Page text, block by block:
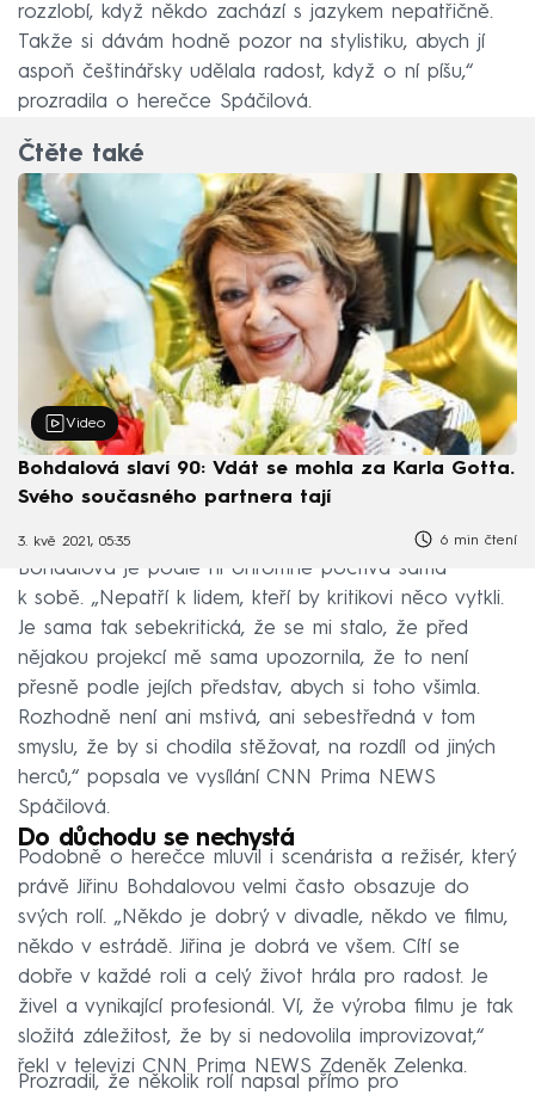
rozzlobí, když někdo zachází s jazykem nepatřičně.
Takže si dávám hodně pozor na stylistiku, abych jí
aspoň češtinářsky udělala radost, když o ní píšu,“
prozradila o herečce Spáčilová.
Čtěte také
Video
Bohdalová slaví 90: Vdát se mohla za Karla Gotta.
Svého současného partnera tají
3. kvě 2021, 05:35 6 min čtení
Bohdalová je podle ní ohromně poctivá sama
k sobě. „Nepatří k lidem, kteří by kritikovi něco vytkli.
Je sama tak sebekritická, že se mi stalo, že před
nějakou projekcí mě sama upozornila, že to není
přesně podle jejích představ, abych si toho všimla.
Rozhodně není ani mstivá, ani sebestředná v tom
smyslu, že by si chodila stěžovat, na rozdíl od jiných
herců,“ popsala ve vysílání CNN Prima NEWS
Spáčilová.
Do důchodu se nechystá
Podobně o herečce mluvil i scenárista a režisér, který
právě Jiřinu Bohdalovou velmi často obsazuje do
svých rolí. „Někdo je dobrý v divadle, někdo ve filmu,
někdo v estrádě. Jiřina je dobrá ve všem. Cítí se
dobře v každé roli a celý život hrála pro radost. Je
živel a vynikající profesionál. Ví, že výroba filmu je tak
složitá záležitost, že by si nedovolila improvizovat,“
řekl v televizi CNN Prima NEWS Zdeněk Zelenka.
Prozradil, že několik rolí napsal přímo pro